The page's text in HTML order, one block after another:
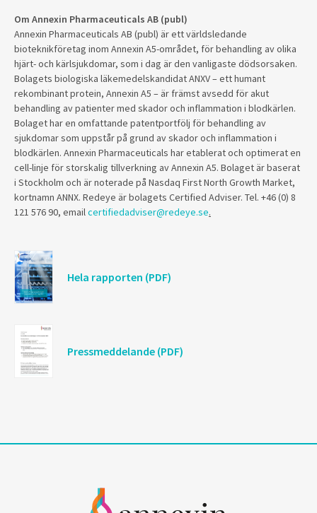
Om Annexin Pharmaceuticals AB (publ)
Annexin Pharmaceuticals AB (publ) är ett världsledande
bioteknikföretag inom Annexin A5-området, för behandling av olika
hjärt- och kärlsjukdomar, som i dag är den vanligaste dödsorsaken.
Bolagets biologiska läkemedelskandidat ANXV – ett humant
rekombinant protein, Annexin A5 – är främst avsedd för akut
behandling av patienter med skador och inflammation i blodkärlen.
Bolaget har en omfattande patentportfölj för behandling av
sjukdomar som uppstår på grund av skador och inflammation i
blodkärlen. Annexin Pharmaceuticals har etablerat och optimerat en
cell-linje för storskalig tillverkning av Annexin A5. Bolaget är baserat
i Stockholm och är noterade på Nasdaq First North Growth Market,
kortnamn ANNX. Redeye är bolagets Certified Adviser. Tel. +46 (0) 8
121 576 90, emailcertifiedadviser@redeye.se.
Hela rapporten (PDF)
Pressmeddelande (PDF)